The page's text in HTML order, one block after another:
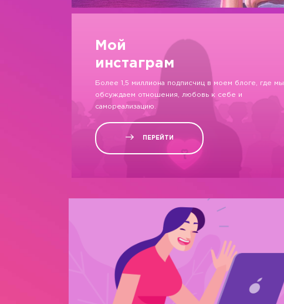
Мой
инстаграм
Более 1,5 миллиона подписчиц в моем блоге, где мы
обсуждаем отношения, любовь к себе и
самореализацию.
ПЕРЕЙТИ